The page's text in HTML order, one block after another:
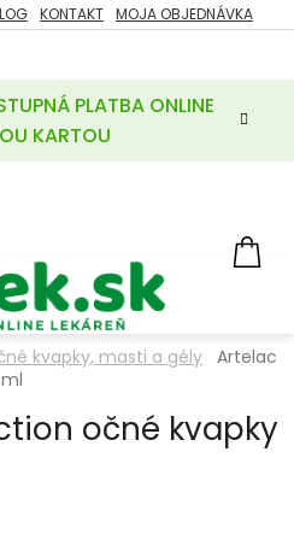
PLATBA ONLINE
KARTOU
KONTAKT MOJA OBJEDNÁVKA
kvapky, masti a gély Artelac
očné kvapky